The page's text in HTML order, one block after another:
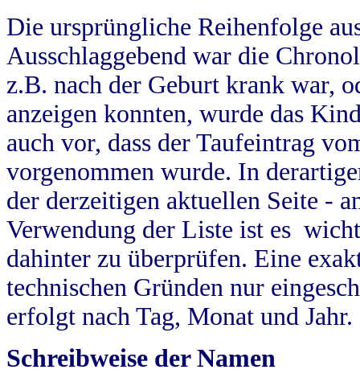
Die ursprüngliche Reihenfolge
Ausschlaggebend war die
z.B. nach der Geburt krank war,
anzeigen konnten, wurde das
auch vor, dass der Taufeintrag
vorgenommen wurde. In
der derzeitigen aktuellen Seite -
Verwendung der Liste ist es
dahinter zu überprüfen. Eine
technischen Gründen nur
erfolgt nach Tag, Monat und Jahr.
Schreibweise der Namen